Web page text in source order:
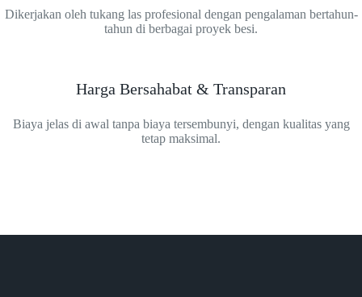
Dikerjakan oleh tukang las profesional dengan pengalaman bertahun-
tahun di berbagai proyek besi.
Harga Bersahabat & Transparan
Biaya jelas di awal tanpa biaya tersembunyi, dengan kualitas yang
tetap maksimal.